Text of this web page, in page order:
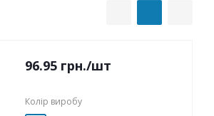
96.95 грн./шт
Колір виробу